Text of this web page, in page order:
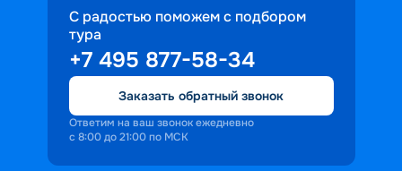
С радостью поможем с подбором
тура
+7 495 877-58-34
Заказать обратный звонок
Ответим на ваш звонок ежедневно
с 8:00 до 21:00 по МСК